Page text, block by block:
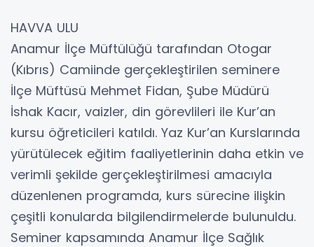
HAVVA ULU
Anamur İlçe Müftülüğü tarafından Otogar
(Kıbrıs) Camiinde gerçekleştirilen seminere
İlçe Müftüsü Mehmet Fidan, Şube Müdürü
İshak Kacır, vaizler, din görevlileri ile Kur’an
kursu öğreticileri katıldı. Yaz Kur’an Kurslarında
yürütülecek eğitim faaliyetlerinin daha etkin ve
verimli şekilde gerçekleştirilmesi amacıyla
düzenlenen programda, kurs sürecine ilişkin
çeşitli konularda bilgilendirmelerde bulunuldu.
Seminer kapsamında Anamur İlçe Sağlık